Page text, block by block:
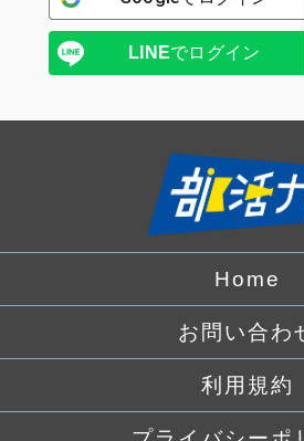
LINEでログイン
Home
お問い合わ
利用規約